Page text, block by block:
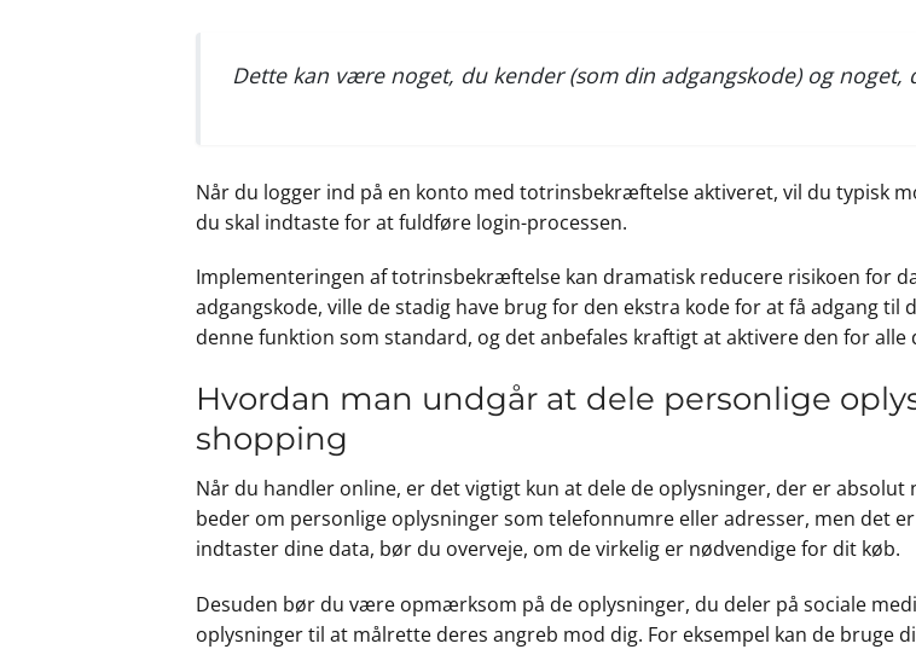
Dette kan være noget, du kender (som din adgangskode) og noget,
Når du logger ind på en konto med totrinsbekræftelse aktiveret, vil du typisk
du skal indtaste for at fuldføre login-processen.
Implementeringen af totrinsbekræftelse kan dramatisk reducere risikoen for
adgangskode, ville de stadig have brug for den ekstra kode for at få adgang
denne funktion som standard, og det anbefales kraftigt at aktivere den for
Hvordan man undgår at dele personlige
shopping
Når du handler online, er det vigtigt kun at dele de oplysninger, der er
beder om personlige oplysninger som telefonnumre eller adresser, men det
indtaster dine data, bør du overveje, om de virkelig er nødvendige for dit køb.
Desuden bør du være opmærksom på de oplysninger, du deler på sociale
oplysninger til at målrette deres angreb mod dig. For eksempel kan de bruge